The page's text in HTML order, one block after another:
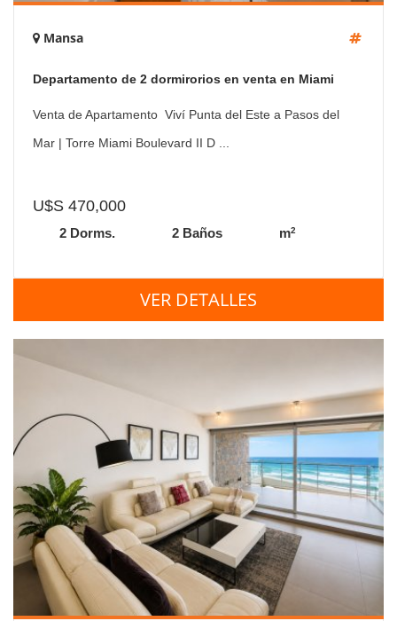
Mansa
Departamento de 2 dormirorios en venta en Miami
Boulevard, Punta del Este
Venta de Apartamento  Viví Punta del Este a Pasos del
Mar | Torre Miami Boulevard II D ...
U$S 470,000
2 Dorms. 2 Baños m2
VER DETALLES